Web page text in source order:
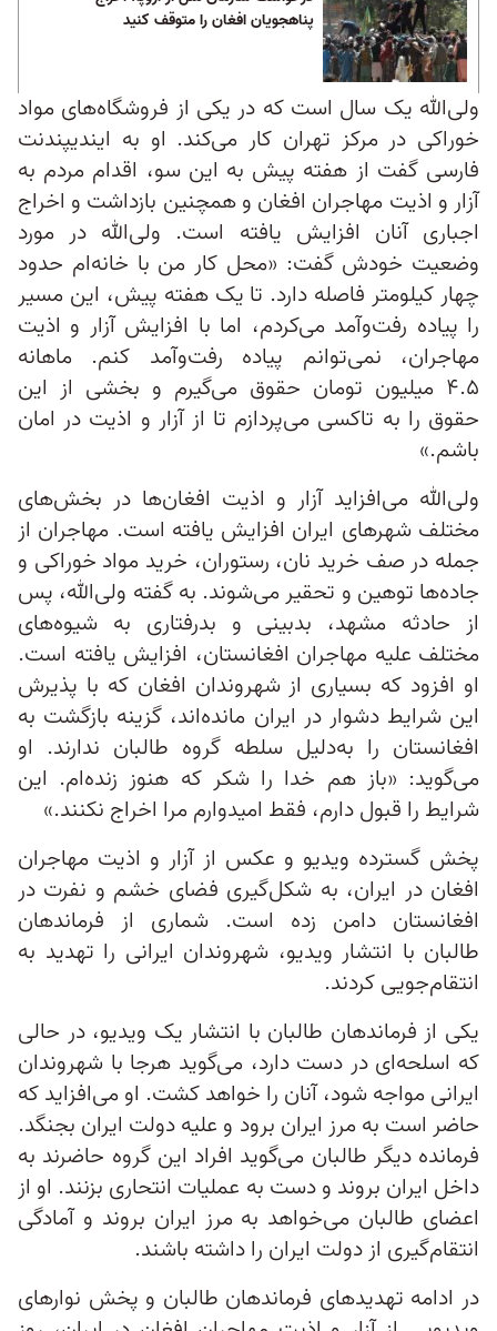
پناهجویان افغان را متوقف کنید
ولی‌الله یک سال است که در یکی از فروشگاه‌های مواد
خوراکی در مرکز تهران کار می‌کند. او به ایندیپندنت
فارسی گفت از هفته پیش به این‌ ‎سو، اقدام مردم به
آزار و اذیت مهاجران افغان و همچنین بازداشت و اخراج
اجباری آنان افزایش یافته است. ولی‌الله در مورد
وضعیت خودش گفت: «محل کار من با خانه‌‌ام حدود
چهار کیلومتر فاصله دارد. تا یک هفته پیش، این مسیر
را پیاده رفت‌و‌آمد می‌کردم، اما با افزایش آزار و اذیت
مهاجران، نمی‌توانم پیاده رفت‌و‌آمد کنم. ماهانه
۴.۵ میلیون تومان حقوق می‌گیرم و بخشی از این
حقوق را به تاکسی می‌پردازم تا از آزار و اذیت در امان
باشم.»
ولی‌الله می‌افزاید آزار و اذیت افغان‌ها در بخش‌های
مختلف شهرهای ایران افزایش یافته است. مهاجران از
جمله در صف خرید نان، رستوران، خرید مواد خوراکی و
جاده‌ها توهین و تحقیر می‎‌‌‌‌‌‌شوند. به گفته ولی‌الله، پس
از حادثه مشهد، بدبینی و بدرفتاری به شیوه‌های
مختلف علیه مهاجران افغانستان، افزایش یافته است.
او افزود که بسیاری از شهروندان افغان که با پذیرش
این شرایط دشوار در ایران مانده‌اند، گزینه‌ بازگشت به
افغانستان را به‌دلیل سلطه گروه طالبان ندارند. او
می‌گوید: «باز هم خدا را شکر که هنوز زنده‌ام. این
شرایط را قبول دارم، فقط امیدوارم مرا اخراج نکنند.»
پخش گسترده ویدیو‌ و عکس‌ از آزار و اذیت مهاجران
افغان در ایران، به شکل‌گیری فضای خشم و نفرت در
افغانستان دامن زده است. شماری از فرماندهان
طالبان با انتشار ویدیو، شهروندان ایرانی را تهدید به
انتقام‌جویی کردند.
یکی از فرماندهان طالبان با انتشار یک ویدیو، در حالی
که اسلحه‌ای در دست دارد، می‌گوید هرجا با شهروندان
ایرانی مواجه شود، آنان را خواهد کشت. او می‌افزاید که
حاضر است به مرز ایران برود و علیه دولت ایران بجنگد.
فرمانده دیگر طالبان می‌گوید افراد این گروه حاضرند به
داخل ایران بروند و دست به عملیات انتحاری بزنند. او از
اعضای طالبان می‌خواهد به مرز ایران بروند و آمادگی
انتقام‌گیری از دولت ایران را داشته باشند.
در ادامه تهدیدهای فرماندهان طالبان و پخش نوارهای